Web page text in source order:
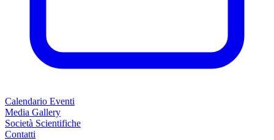
Calendario Eventi
Media Gallery
Società Scientifiche
Contatti